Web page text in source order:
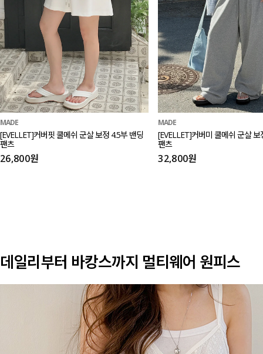
MADE
[EVELLET]커버핏 쿨메쉬 군살 보정 4.5부 밴딩
팬츠
26,800원
MADE
[EVELLET]커버미 쿨메쉬 군살
팬츠
32,800원
데일리부터 바캉스까지 멀티웨어 원피스